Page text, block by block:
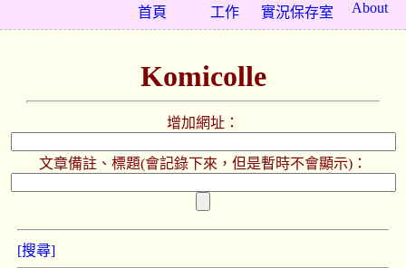
About
實況保存室
工作
首頁
Komicolle
增加網址：
文章備註、標題(會記錄下來，但是暫時不會顯示)：
[搜尋]